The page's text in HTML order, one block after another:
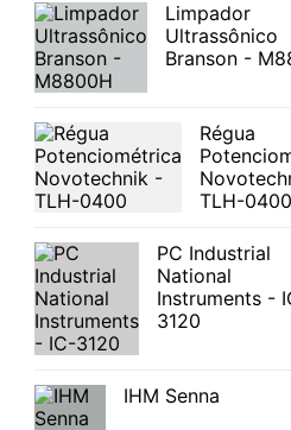
Limpador
Ultrassônico
Branson -
Régua
TLH-0400
PC Industrial
National
Instruments -
3120
IHM Senna